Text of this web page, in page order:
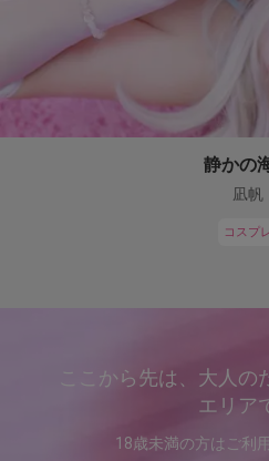
静かの
凪帆
コスプ
ここから先は、大人の
エリア
18歳未満の方はご利